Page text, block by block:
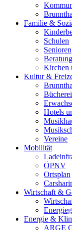
Familie &
Schulen
Senioren
Kirchen
Kultur &
Hotels
Vereine
Mobilität
ÖPNV
Ortsplan
Wirtschaft &
Energie &
ARGE